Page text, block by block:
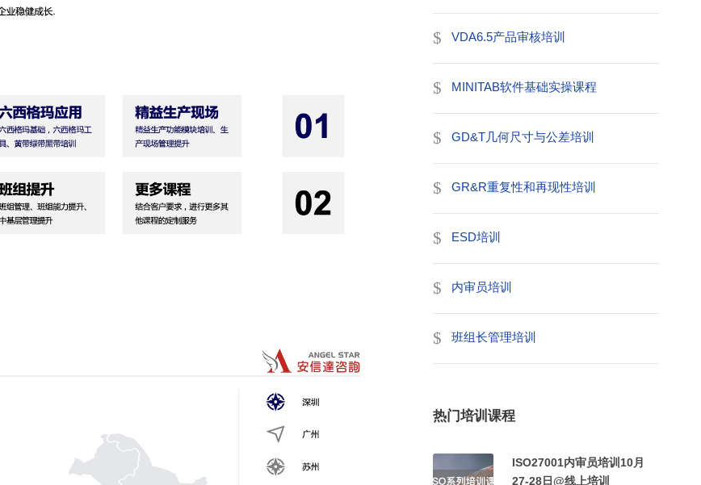
VDA6.5产品审核培训
MINITAB软件基础实操课程
GD&T几何尺寸与公差培训
GR&R重复性和再现性培训
ESD培训
内审员培训
班组长管理培训
热门培训课程
ISO27001内审员培训10月
27-28日@线上培训